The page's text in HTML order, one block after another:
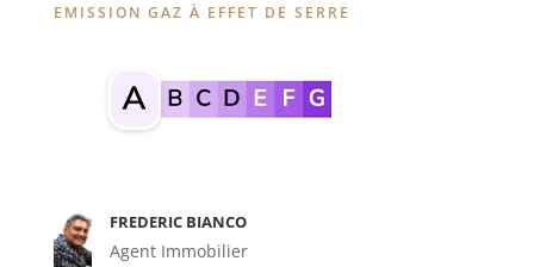
EMISSION GAZ À EFFET DE SERRE
FREDERIC BIANCO
Agent Immobilier